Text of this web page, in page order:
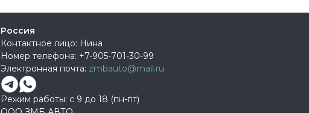
Россия
Контактное лицо: Нина
Номер телефона: +7-905-701-30-99
Электронная почта: zmbauto@mail.ru
Режим работы: с 9 до 18 (пн-пт)